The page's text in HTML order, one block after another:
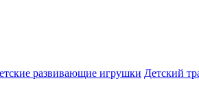
развивающие игрушки Детский